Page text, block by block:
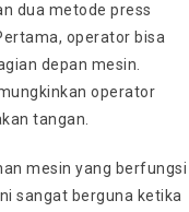
dua metode press
operator bisa
depan mesin.
operator
tangan.
mesin yang berfungsi
sangat berguna ketika